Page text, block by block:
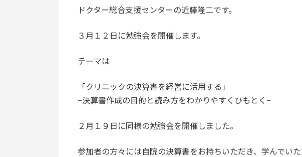
新
:
ドクター総合支援センターの近藤隆二です。
３月１２日に勉強会を開催します。
テーマは
「クリニックの決算書を経営に活用する」
−決算書作成の目的と読み方をわかりやすくひもとく−
２月１９日に同様の勉強会を開催しました。
参加者の方々には自院の決算書をお持ちいただき、学んでい